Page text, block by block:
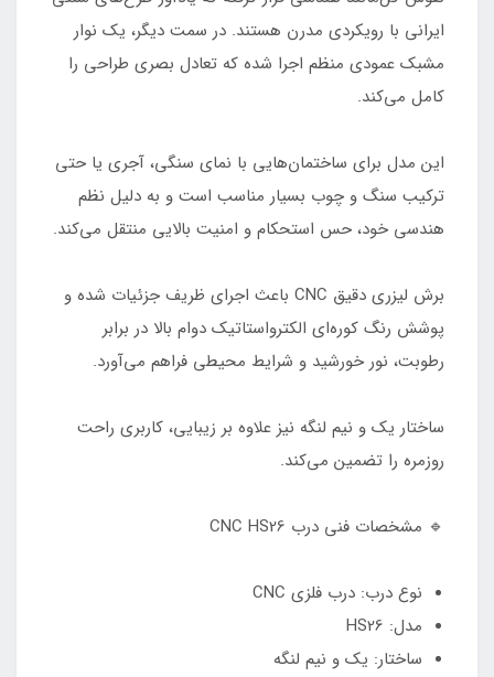
ایرانی با رویکردی مدرن هستند. در سمت دیگر، یک نوار
مشبک عمودی منظم اجرا شده که تعادل بصری طراحی را
کامل می‌کند.
این مدل برای ساختمان‌هایی با نمای سنگی، آجری یا حتی
ترکیب سنگ و چوب بسیار مناسب است و به دلیل نظم
هندسی خود، حس استحکام و امنیت بالایی منتقل می‌کند.
برش لیزری دقیق CNC باعث اجرای ظریف جزئیات شده و
پوشش رنگ کوره‌ای الکترواستاتیک دوام بالا در برابر
رطوبت، نور خورشید و شرایط محیطی فراهم می‌آورد.
ساختار یک و نیم لنگه نیز علاوه بر زیبایی، کاربری راحت
روزمره را تضمین می‌کند.
🔹 مشخصات فنی درب CNC HS26
نوع درب: درب فلزی CNC
مدل: HS26
ساختار: یک و نیم لنگه